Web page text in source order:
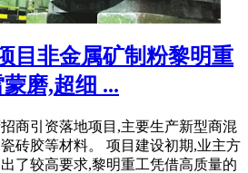
目非金属矿制粉黎明重
磨,超细 ...
商引资落地项目,主要生产新型商混
砖胶等材料。 项目建设初期,业主方
了较高要求,黎明重工凭借高质量的